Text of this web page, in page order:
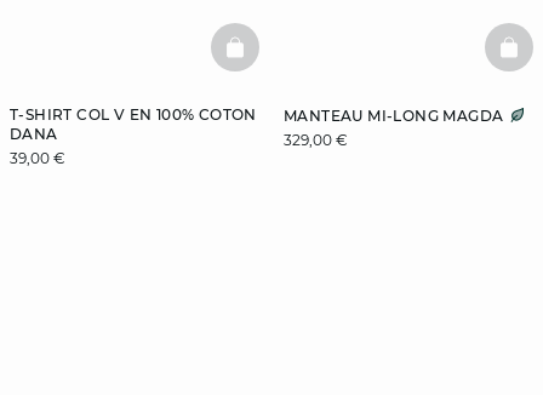
T-SHIRT COL V EN 100% COTON
DANA
39,00 €
BASKETFULL
MANTEAU MI-LONG MAGDA
329,00 €